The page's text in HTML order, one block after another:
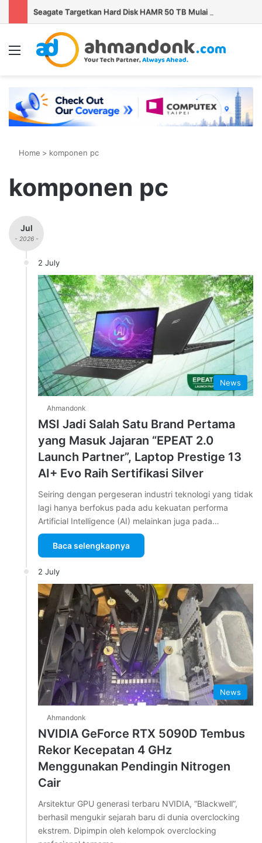
Menu
Home > komponen pc
komponen pc
Jul
- 2026 -
2 July
News
Ahmandonk
MSI Jadi Salah Satu Brand Pertama
yang Masuk Jajaran “EPEAT 2.0
Launch Partner”, Laptop Prestige 13
AI+ Evo Raih Sertifikasi Silver
Seiring dengan pergeseran industri teknologi yang tidak
lagi hanya berfokus pada adu kekuatan performa
Artificial Intelligence (AI) melainkan juga pada…
Baca selengkapnya
2 July
News
Ahmandonk
NVIDIA GeForce RTX 5090D Tembus
Rekor Kecepatan 4 GHz
Menggunakan Pendingin Nitrogen
Cair
Arsitektur GPU generasi terbaru NVIDIA, “Blackwell”,
berhasil mengukir sejarah baru di dunia overclocking
ekstrem. Dipimpin oleh kelompok overclocking